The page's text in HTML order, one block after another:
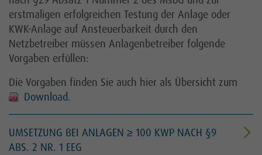
erstmaligen erfolgreichen Testung der Anlage oder
KWK-Anlage auf Ansteuerbarkeit durch den
Netzbetreiber müssen Anlagenbetreiber folgende
Vorgaben erfüllen:
Die Vorgaben finden Sie auch hier als Übersicht zum
Download.
UMSETZUNG BEI ANLAGEN ≥ 100 KWP NACH §9
ABS. 2 NR. 1 EEG